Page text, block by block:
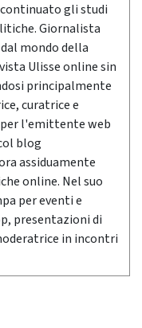
gli studi
Giornalista
mondo della
Ulisse online sin
principalmente
curatrice e
l'emittente web
blog
assiduamente
online. Nel suo
per eventi e
presentazioni di
in incontri